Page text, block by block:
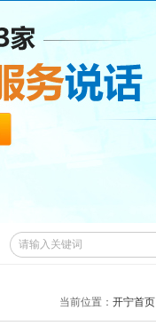
当前位置： 开宁首页